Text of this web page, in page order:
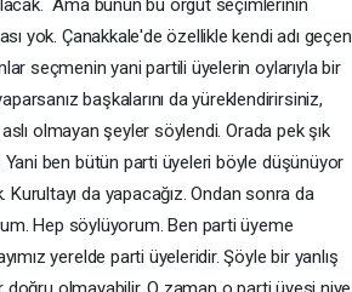
Ama bunun bu örgüt seçimlerinin
yok. Çanakkale'de özellikle kendi adı geçen
seçmenin yani partili üyelerin oylarıyla bir
başkalarını da yüreklendirirsiniz,
olmayan şeyler söylendi. Orada pek şık
Yani ben bütün parti üyeleri böyle düşünüyor
da yapacağız. Ondan sonra da
Hep söylüyorum. Ben parti üyeme
yerelde parti üyeleridir. Şöyle bir yanlış